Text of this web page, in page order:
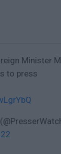
Minister
to press